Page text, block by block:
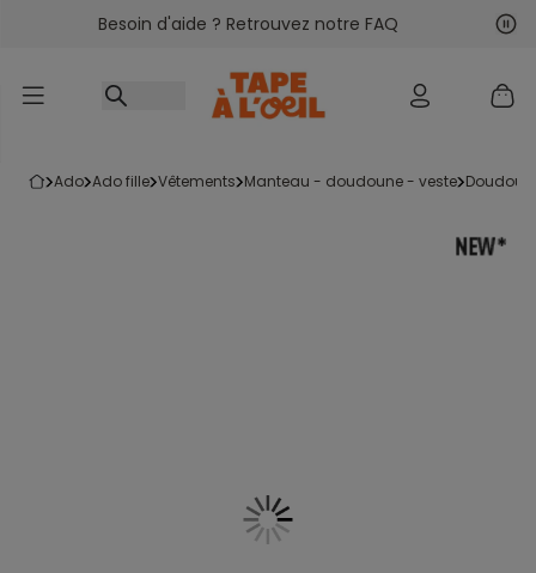
Accéder au contenu
Besoin d'aide ? Retrouvez notre FAQ
ado ado fille vêtements manteau - doudoune - veste